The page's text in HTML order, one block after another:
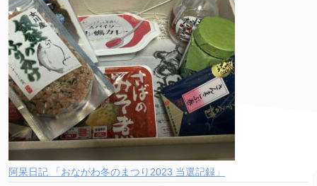
阿呆日記 「おながわ冬のまつり2023 当選記録」